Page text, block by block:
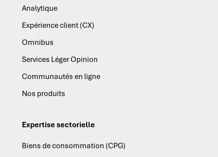
Analytique
Expérience client (CX)
Omnibus
Services Léger Opinion
Communautés en ligne
Nos produits
Expertise sectorielle
Biens de consommation (CPG)